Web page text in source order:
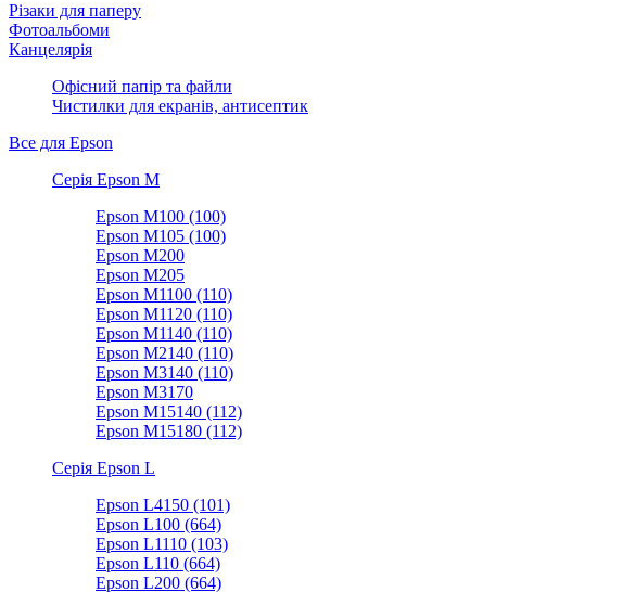
Різаки для паперу
Фотоальбоми
Канцелярія‎
Офісний папір та файли
Чистилки для екранів, антисептик
Все для Epson
Серія Epson M
Epson M100 (100)
Epson M105 (100)
Epson M200
Epson M205
Epson M1100 (110)
Epson M1120 (110)
Epson M1140 (110)
Epson M2140 (110)
Epson M3140 (110)
Epson M3170
Epson M15140 (112)
Epson M15180 (112)
Серія Epson L
Epson L4150 (101)
Epson L100 (664)
Epson L1110 (103)
Epson L110 (664)
Epson L200 (664)